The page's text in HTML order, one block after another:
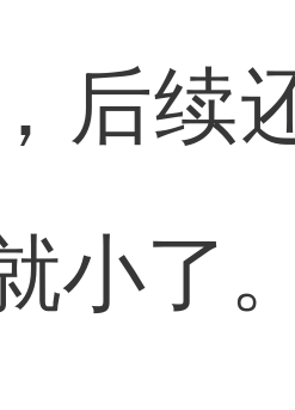
后续
小了